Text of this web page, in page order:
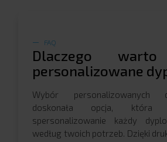
FAQ
Dlaczego
personalizowane
Wybór personalizowanych
doskonała opcja, która
spersonalizowanie każdy
według twoich potrzeb. Dzięki